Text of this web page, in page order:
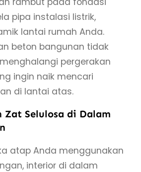
pipa instalasi listrik,
lantai rumah Anda.
beton bangunan tidak
pergerakan
ingin naik mencari
di lantai atas.
Zat Selulosa di Dalam
atap Anda menggunakan
interior di dalam